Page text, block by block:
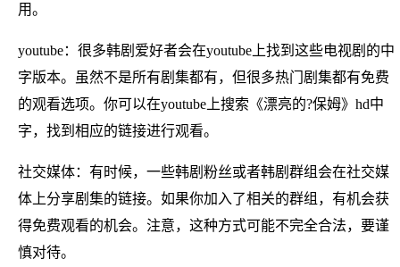
用。
youtube：很多韩剧爱好者会在youtube上找到这些电视剧的中
字版本。虽然不是所有剧集都有，但很多热门剧集都有免费
的观看选项。你可以在youtube上搜索《漂亮的?保姆》hd中
字，找到相应的链接进行观看。
社交媒体：有时候，一些韩剧粉丝或者韩剧群组会在社交媒
体上分享剧集的链接。如果你加入了相关的群组，有机会获
得免费观看的机会。注意，这种方式可能不完全合法，要谨
慎对待。